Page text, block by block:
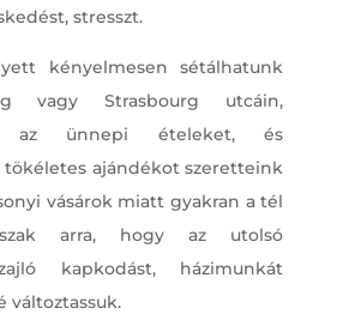
stresszt.
kényelmesen sétálhatunk
vagy Strasbourg utcáin,
az ünnepi ételeket, és
ajándékot szeretteink
vásárok miatt gyakran a tél
arra, hogy az utolsó
kapkodást, házimunkát
változtassuk.